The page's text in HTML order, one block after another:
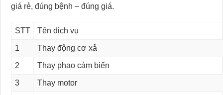
giá rẻ, đúng bệnh – đúng giá.
STT Tên dịch vụ
1 Thay động cơ xả
2 Thay phao cảm biến
3 Thay motor